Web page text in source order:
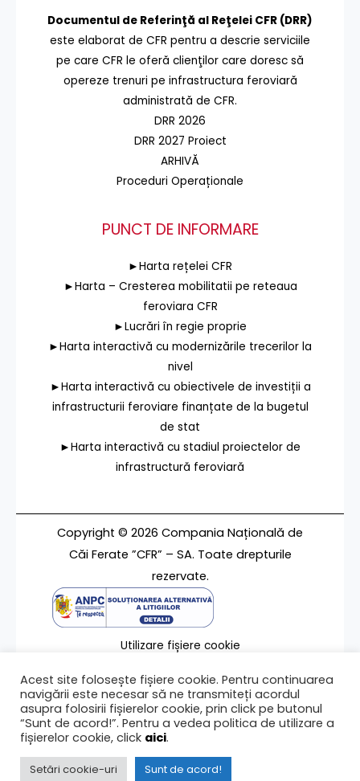
Documentul de Referinţă al Reţelei CFR (DRR)
este elaborat de CFR pentru a descrie serviciile
pe care CFR le oferă clienţilor care doresc să
opereze trenuri pe infrastructura feroviară
administrată de CFR.
DRR 2026
DRR 2027 Proiect
ARHIVĂ
Proceduri Operaționale
PUNCT DE INFORMARE
►Harta rețelei CFR
►Harta – Cresterea mobilitatii pe reteaua
feroviara CFR
►Lucrări în regie proprie
►Harta interactivă cu modernizările trecerilor la
nivel
►Harta interactivă cu obiectivele de investiții a
infrastructurii feroviare finanțate de la bugetul
de stat
►Harta interactivă cu stadiul proiectelor de
infrastructură feroviară
Copyright © 2026 Compania Națională de
Căi Ferate ”CFR” – SA. Toate drepturile
rezervate.
Utilizare fișiere cookie
Contact
Ultima modificare a paginii 16/11/2021
Acest site folosește fișiere cookie. Pentru continuarea
navigării este necesar să ne transmiteți acordul
asupra folosirii fișierelor cookie, prin click pe butonul
“Sunt de acord!”. Pentru a vedea politica de utilizare a
fișierelor cookie, click aici.
Setări cookie-uri Sunt de acord!